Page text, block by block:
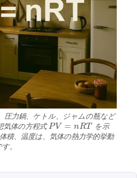
圧力鍋、ケトル、ジャムの瓶など
気体の方程式PV = nRT
PV= nR T
を示
積、温度は、気体の熱力学的挙動
。